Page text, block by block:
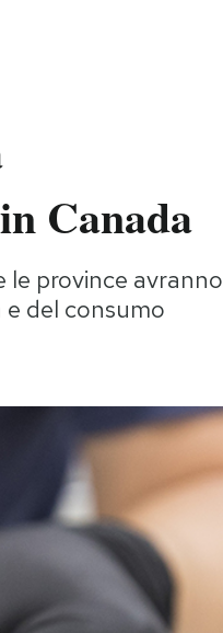
Canada
le province avranno
del consumo